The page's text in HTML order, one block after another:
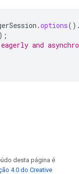
.options
);
and
desta página é
4.0 do Creative